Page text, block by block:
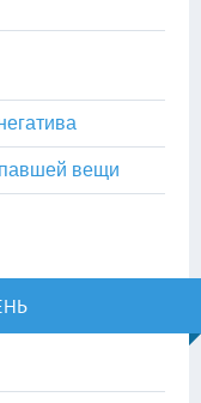
вещи